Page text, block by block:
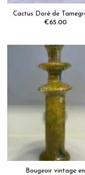
Cactus Doré de
€65.00
Bougeoir vintage en